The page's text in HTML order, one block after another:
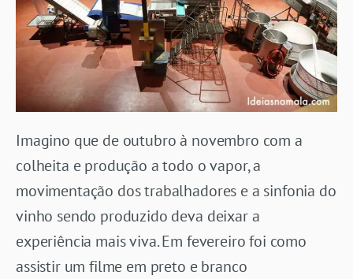
Imagino que de outubro à novembro com a
colheita e produção a todo o vapor, a
movimentação dos trabalhadores e a sinfonia do
vinho sendo produzido deva deixar a
experiência mais viva. Em fevereiro foi como
assistir um filme em preto e branco